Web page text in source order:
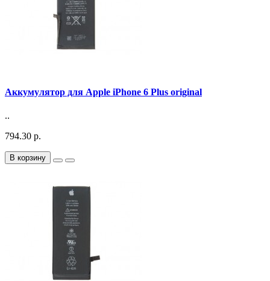
Аккумулятор для Apple iPhone 6 Plus original
..
794.30 р.
В корзину